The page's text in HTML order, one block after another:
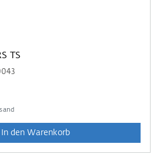
TS
In den Warenkorb